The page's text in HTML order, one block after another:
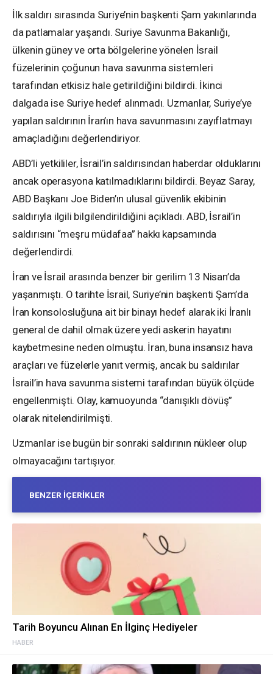
İlk saldırı sırasında Suriye’nin başkenti Şam yakınlarında
da patlamalar yaşandı. Suriye Savunma Bakanlığı,
ülkenin güney ve orta bölgelerine yönelen İsrail
füzelerinin çoğunun hava savunma sistemleri
tarafından etkisiz hale getirildiğini bildirdi. İkinci
dalgada ise Suriye hedef alınmadı. Uzmanlar, Suriye’ye
yapılan saldırının İran’ın hava savunmasını zayıflatmayı
amaçladığını değerlendiriyor.
ABD’li yetkililer, İsrail’in saldırısından haberdar olduklarını
ancak operasyona katılmadıklarını bildirdi. Beyaz Saray,
ABD Başkanı Joe Biden’ın ulusal güvenlik ekibinin
saldırıyla ilgili bilgilendirildiğini açıkladı. ABD, İsrail’in
saldırısını “meşru müdafaa” hakkı kapsamında
değerlendirdi.
İran ve İsrail arasında benzer bir gerilim 13 Nisan’da
yaşanmıştı. O tarihte İsrail, Suriye’nin başkenti Şam’da
İran konsolosluğuna ait bir binayı hedef alarak iki İranlı
general de dahil olmak üzere yedi askerin hayatını
kaybetmesine neden olmuştu. İran, buna insansız hava
araçları ve füzelerle yanıt vermiş, ancak bu saldırılar
İsrail’in hava savunma sistemi tarafından büyük ölçüde
engellenmişti. Olay, kamuoyunda “danışıklı dövüş”
olarak nitelendirilmişti.
Uzmanlar ise bugün bir sonraki saldırının nükleer olup
olmayacağını tartışıyor.
BENZER İÇERIKLER
HABER
Tarih Boyuncu Alınan En İlginç Hediyeler